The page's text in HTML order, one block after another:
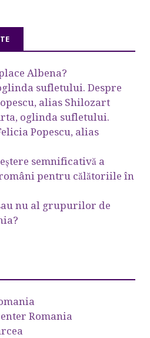
Albena?
sufletului. Despre
alias Shilozart
oglinda sufletului.
Popescu, alias
semnificativă a
pentru călătoriile în
nu al grupurilor de
Romania